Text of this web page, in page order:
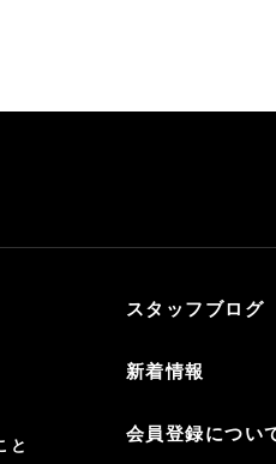
と
スタッフブログ
新着情報
会員登録につい